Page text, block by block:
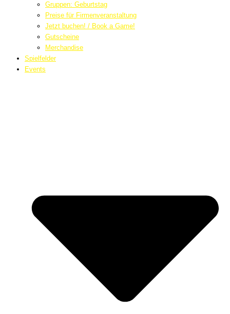
Gruppen: Geburtstag
Preise für Firmenveranstaltung
Jetzt buchen! / Book a Game!
Gutscheine
Merchandise
Spielfelder
Events